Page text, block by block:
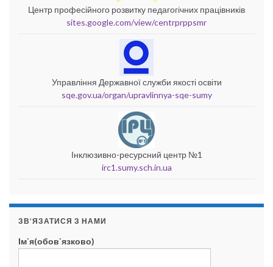
Центр професійного розвитку педагогічних працівників
sites.google.com/view/centrprppsmr
Управління Державної служби якості освіти
sqe.gov.ua/organ/upravlinnya-sqe-sumy
Інклюзивно-ресурсний центр №1
irc1.sumy.sch.in.ua
ЗВ’ЯЗАТИСЯ З НАМИ
Ім`я(обов`язково)